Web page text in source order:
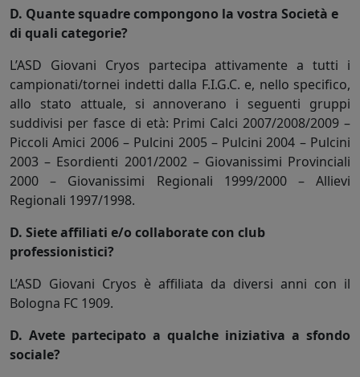
D. Quante squadre compongono la vostra Società e
di quali categorie?
L’ASD Giovani Cryos partecipa attivamente a tutti i
campionati/tornei indetti dalla F.I.G.C. e, nello specifico,
allo stato attuale, si annoverano i seguenti gruppi
suddivisi per fasce di età: Primi Calci 2007/2008/2009 –
Piccoli Amici 2006 – Pulcini 2005 – Pulcini 2004 – Pulcini
2003 – Esordienti 2001/2002 – Giovanissimi Provinciali
2000 – Giovanissimi Regionali 1999/2000 – Allievi
Regionali 1997/1998.
D. Siete affiliati e/o collaborate con club
professionistici?
L’ASD Giovani Cryos è affiliata da diversi anni con il
Bologna FC 1909.
D. Avete partecipato a qualche iniziativa a sfondo
sociale?